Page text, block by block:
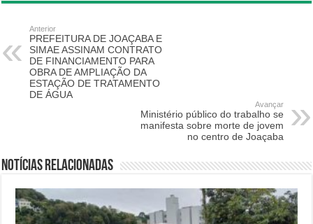
Anterior
PREFEITURA DE JOAÇABA E
SIMAE ASSINAM CONTRATO
DE FINANCIAMENTO PARA
OBRA DE AMPLIAÇÃO DA
ESTAÇÃO DE TRATAMENTO
DE ÁGUA
Avançar
Ministério público do trabalho se
manifesta sobre morte de jovem
no centro de Joaçaba
Notícias relacionadas